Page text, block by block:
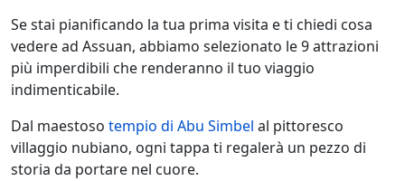
Se stai pianificando la tua prima visita e ti chiedi cosa
vedere ad Assuan, abbiamo selezionato le 9 attrazioni
più imperdibili che renderanno il tuo viaggio
indimenticabile.
Dal maestoso tempio di Abu Simbel al pittoresco
villaggio nubiano, ogni tappa ti regalerà un pezzo di
storia da portare nel cuore.